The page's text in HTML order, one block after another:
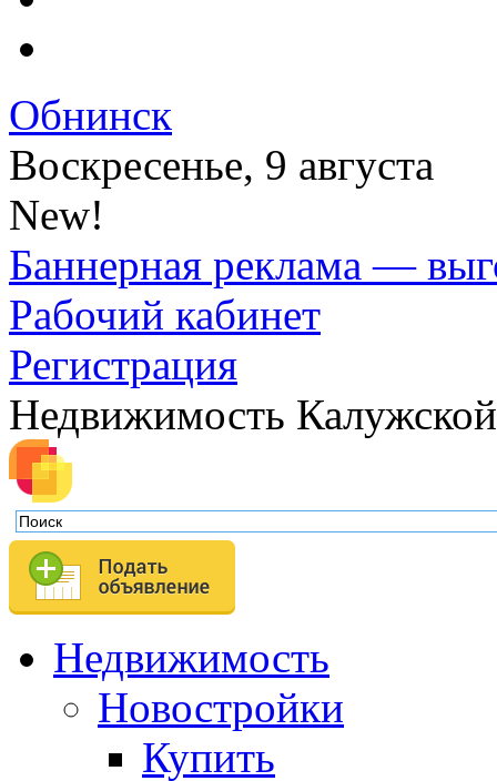
Обнинск
Воскресенье, 9 августа
New!
Баннерная реклама —
Рабочий кабинет
Регистрация
Недвижимость
Недвижимость
Новостройки
Купить